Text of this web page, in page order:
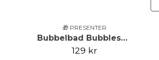
🎁 PRESENTER
Bubbelbad Bubblesecco
129 kr